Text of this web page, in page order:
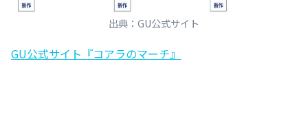
出典：GU公式サイト
GU公式サイト『コアラのマーチ』